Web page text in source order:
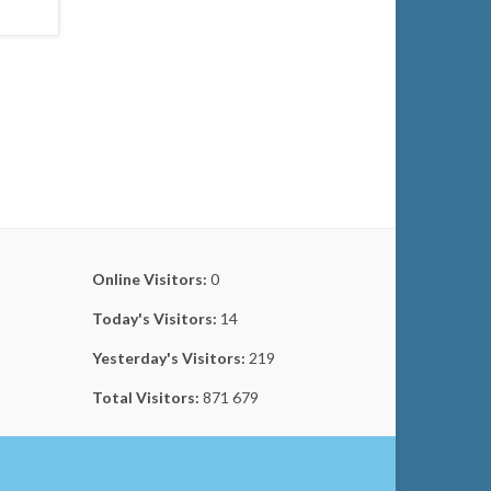
Online Visitors: 0
Today's Visitors: 14
Yesterday's Visitors: 219
Total Visitors: 871 679